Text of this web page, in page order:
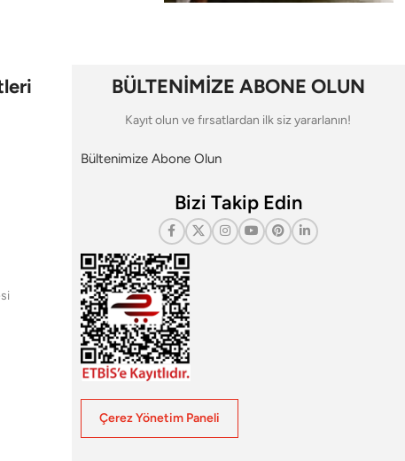
BÜLTENİMİZE ABONE OLUN
Kayıt olun ve fırsatlardan ilk siz yararlanın!
Bültenimize Abone Olun
Bizi Takip Edin
Çerez Yönetim Paneli